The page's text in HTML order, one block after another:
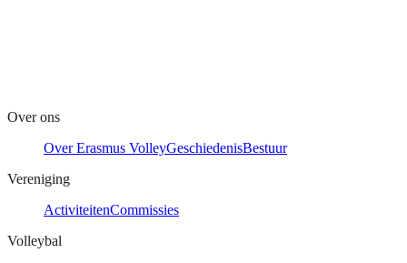
Over ons
Over Erasmus VolleyGeschiedenisBestuur
Vereniging
ActiviteitenCommissies
Volleybal